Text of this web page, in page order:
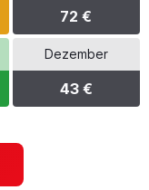
72 €
Dezember
43 €